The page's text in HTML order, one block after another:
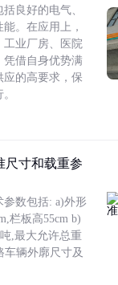
良好的电气、
。在应用上，
工业厂房、医院
凭借自身优势满
应的高要求，保
尺寸和载重参
参数包括: a)外形
栏板高55cm b)
,最大允许总重
车辆外廓尺寸及